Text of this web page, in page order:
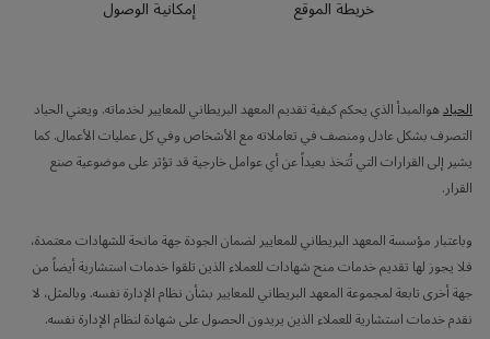
خريطة الموقع
إمكانية الوصول
الحيادهوالمبدأ الذي يحكم كيفية تقديم المعهد البريطاني للمعايير لخدماته. ويعني الحياد
التصرف بشكل عادل ومنصف في تعاملاته مع الأشخاص وفي كل عمليات الأعمال. كما
يشير إلى القرارات التي تُتخذ بعيداً عن أي عوامل خارجية قد تؤثر على موضوعية صنع
القرار.
وباعتبار مؤسسة المعهد البريطاني للمعايير لضمان الجودة جهة مانحة للشهادات معتمدة،
فلا يجوز لها تقديم خدمات منح شهادات للعملاء الذين تلقوا خدمات استشارية أيضاً من
جهة أخرى تابعة لمجموعة المعهد البريطاني للمعايير بشأن نظام الإدارة نفسه. وبالمثل، لا
نقدم خدمات استشارية للعملاء الذين يريدون الحصول على شهادة لنظام الإدارة نفسه.